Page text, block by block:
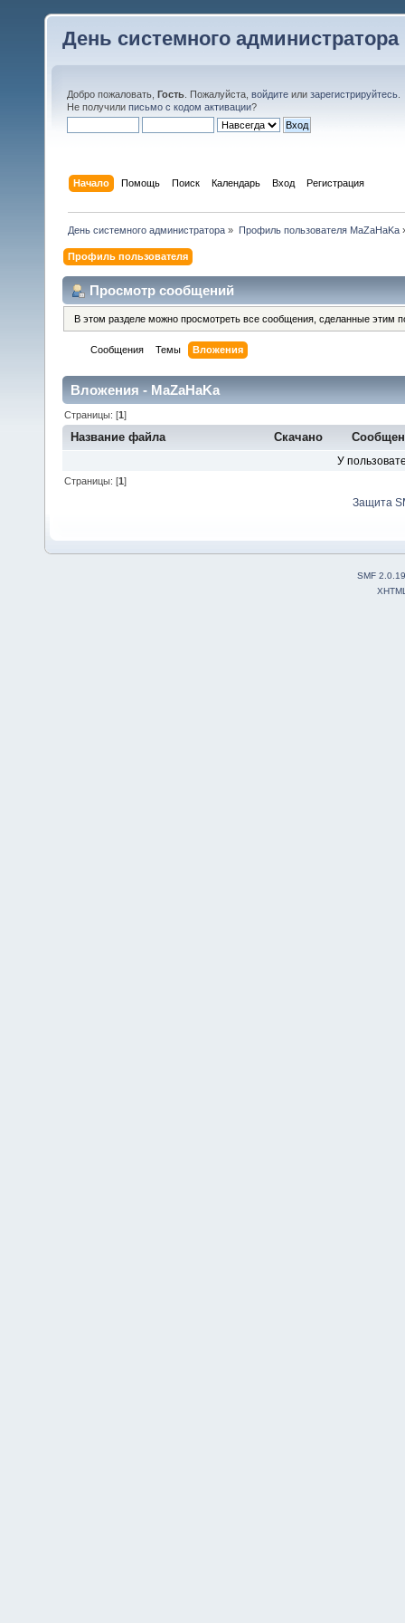
День системного администратора
Добро пожаловать, Гость . Пожалуйста, войдите или зарегистрируйтесь
Не получили письмо с кодом активации?
Начало Помощь Поиск Календарь Вход Регистрация
День системного администратора » Профиль пользователя MaZaHaKa
Профиль пользователя
Просмотр сообщений
В этом разделе можно просмотреть все сообщения, сделанные этим
Сообщения Темы Вложения
Вложения - MaZaHaKa
Страницы: [1]
Название файла Скачано
У
Страницы: [1]
Защита
SMF 2.0.19